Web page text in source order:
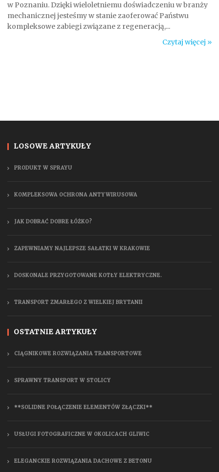
w Poznaniu. Dzięki wieloletniemu doświadczeniu w branży
mechanicznej jesteśmy w stanie zaoferować Państwu
kompleksowe zabiegi związane z regeneracją,...
Czytaj więcej »
LOSOWE ARTYKUŁY
PRODUKT W SPRAYU
KOMPLEKSOWA OCHRONA ANTYWIRUSOWA
JAK DOBRAĆ DOBRE ŁÓŻKO?
ZAPEWNIAMY NAJLEPSZE SAŁATKI W KRAKOWIE
DOSKONALE PRZYGOTOWANE KOTŁY ELEKTRYCZNE.
TRANSPORT ZMARŁEGO Z WIELKIEJ BRYTANII
OSTATNIE ARTYKUŁY
CIĄGNIKOWE ROZWIĄZANIA TRANSPORTOWE
SPRAWNY TRANSPORT W STOLICY
**SOLIDNE POŁĄCZENIE ELEMENTÓW ZŁĄCZKI**
USŁUGI FOTOGRAFICZNE W OKOLICACH GLIWIC
ELEGANCKIE ROZWIĄZANIA DACHOWE Z BETONU